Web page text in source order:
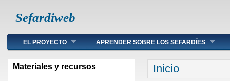
Sefardiweb
Main menu
EL PROYECTO APRENDER SOBRE LOS SEFARDÍES
Materiales y recursos Se encuentra
Inicio